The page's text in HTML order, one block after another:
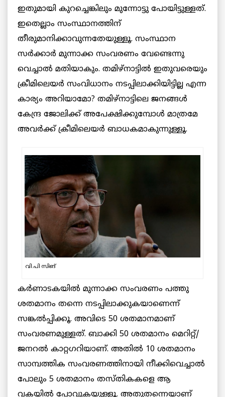
ഇതുമായി കുറച്ചെങ്കിലും മുന്നോട്ടു പോയിട്ടുള്ളത്.
ഇതെല്ലാം സംസ്ഥാനത്തിന്
തീരുമാനിക്കാവുന്നതേയുള്ളൂ. സംസ്ഥാന
സര്‍ക്കാര്‍ മുന്നാക്ക സംവരണം വേണ്ടെന്നു
വെച്ചാല്‍ മതിയാകും. തമിഴ്നാട്ടിൽ ഇതുവരെയും
ക്രീമിലെയര്‍ സംവിധാനം നടപ്പിലാക്കിയിട്ടില്ല എന്ന
കാര്യം അറിയാമോ? തമിഴ്നാട്ടിലെ ജനങ്ങള്‍
കേന്ദ്ര ജോലിക്ക് അപേക്ഷിക്കുമ്പോള്‍ മാത്രമേ
അവര്‍ക്ക് ക്രീമിലെയര്‍ ബാധകമാകുന്നുള്ളൂ.
വി.പി സിങ്
കര്‍ണാടകയില്‍ മുന്നാക്ക സംവരണം പത്തു
ശതമാനം തന്നെ നടപ്പിലാക്കുകയാണെന്ന്
സങ്കല്‍പ്പിക്കൂ. അവിടെ 50 ശതമാനമാണ്
സംവരണമുള്ളത്. ബാക്കി 50 ശതമാനം മെറിറ്റ്/
ജനറല്‍ കാറ്റഗറിയാണ്. അതില്‍ 10 ശതമാനം
സാമ്പത്തിക സംവരണത്തിനായി നീക്കിവെച്ചാല്‍
പോലും 5 ശതമാനം തസ്തികകളെ ആ
വകയില്‍ പോവുകയുള്ളൂ. അതുതന്നെയാണ്